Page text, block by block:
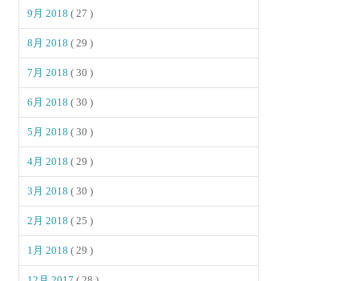
9月 2018( 27 )
8月 2018( 29 )
7月 2018( 30 )
6月 2018( 30 )
5月 2018( 30 )
4月 2018( 29 )
3月 2018( 30 )
2月 2018( 25 )
1月 2018( 29 )